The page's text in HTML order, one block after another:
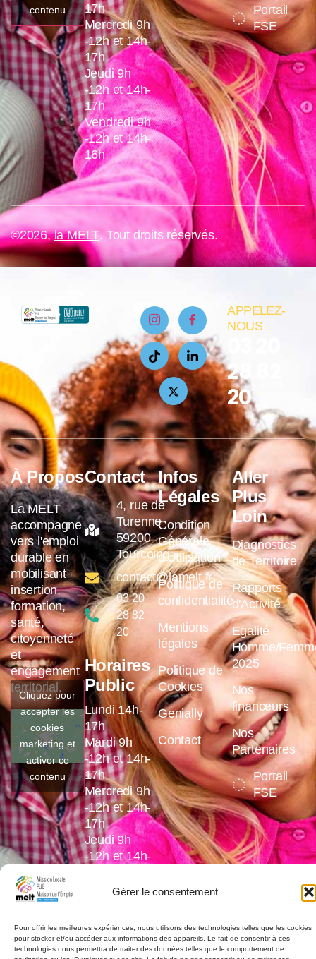
Gérer le consentement
Pour offrir les meilleures expériences, nous utilisons des technologies telles que les cookies
pour stocker et/ou accéder aux informations des appareils. Le fait de consentir à ces
technologies nous permettra de traiter des données telles que le comportement de
contenu
17h
Mercredi 9h
-12h et 14h-
17h
Jeudi 9h
-12h et 14h-
17h
Vendredi 9h
-12h et 14h-
16h
Portail
FSE
©2026,la MELT. Tout droits réservés.
APPELEZ-
NOUS
28 82
20
À Propos
La MELT
accompagne
vers l'emploi
durable en
mobilisant
insertion,
formation,
santé,
citoyenneté
et
engagement
territorial.
Cliquez pour
accepter les
cookies
marketing et
activer ce
contenu
Contact
4, rue de
Turenne
59200
Tourcoing
contact@lamelt.fr
03 20
28 82
20
Horaires
Public
Lundi 14h-
17h
Mardi 9h
-12h et 14h-
17h
Mercredi 9h
-12h et 14h-
17h
Jeudi 9h
-12h et 14h-
Vendredi 9h
Infos
Légales
Condition
Générale
d'Utilisation
Politique de
confidentialité
Mentions
légales
Politique de
Cookies
Genially
Contact
Aller
Plus
Loin
Diagnostics
de Territoire
Rapports
d'Activité
Egalité
Homme/
2025
Nos
financeurs
Nos
Partenaires
Portail
FSE